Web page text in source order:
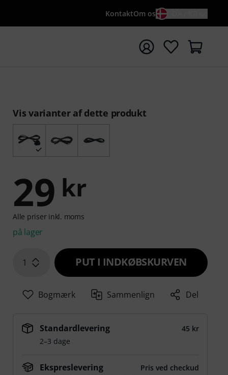
KontaktOm os
med søgeord {searchTerm}
Vis varianter af dette produkt
29 kr
Alle priser inkl. moms
på lager
1 PUT I INDKØBSKURVEN
Bogmærk Sammenlign Del
Standardlevering
45 kr
2–3 dage
Ekspreslevering
Pris ved checkud